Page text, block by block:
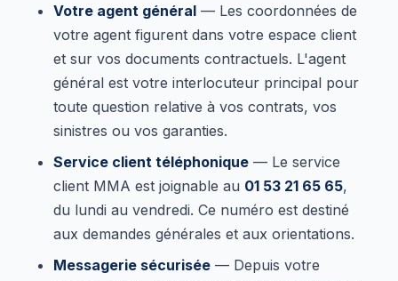
Votre agent général — Les coordonnées de
votre agent figurent dans votre espace client
et sur vos documents contractuels. L'agent
général est votre interlocuteur principal pour
toute question relative à vos contrats, vos
sinistres ou vos garanties.
Service client téléphonique — Le service
client MMA est joignable au 01 53 21 65 65,
du lundi au vendredi. Ce numéro est destiné
aux demandes générales et aux orientations.
Messagerie sécurisée — Depuis votre